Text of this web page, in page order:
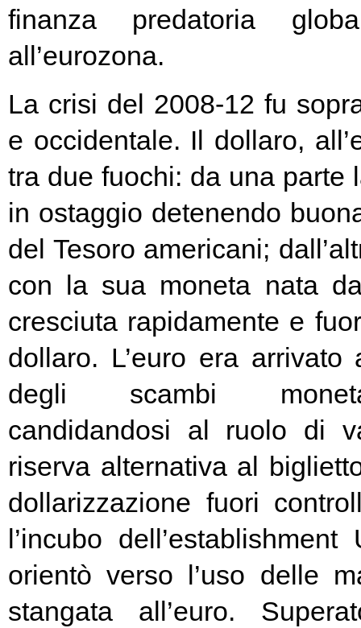
finanza predatoria
all’eurozona.
La crisi del 2008-12 fu
e occidentale. Il dollaro,
tra due fuochi: da una parte
in ostaggio detenendo
del Tesoro americani;
con la sua moneta nata
cresciuta rapidamente e
dollaro. L’euro era
degli scambi
candidandosi al ruolo di
riserva alternativa al
dollarizzazione fuori
l’incubo
orientò verso l’uso delle
stangata all’euro.